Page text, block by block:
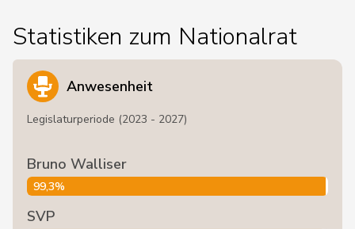
Statistiken zum Nationalrat
Anwesenheit
Legislaturperiode (2023 - 2027)
Bruno Walliser
99,3%
SVP